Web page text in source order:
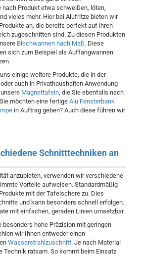
nach Produkt etwa schweißen, löten,
vieles mehr. Hier bei Alufritze bieten wir
an, die bereits perfekt auf ihren
zugeschnitten sind. Zu diesen Produkten
Blechwannen nach Maß. Diese
sich zum Beispiel als Auffangwannen
einige weitere Produkte, die in der
auch in Privathaushalten Anwendung
Magnettafeln, die Sie ebenfalls nach
möchten eine fertige Alu Fensterbank
in Auftrag geben? Auch diese führen wir
Schnitttechniken an
anzubieten, verwenden wir verschiedene
Vorteile aufweisen. Standardmäßig
mit der Tafelschere zu. Dies
und kann besonders schnell erfolgen.
mit einfachen, geraden Linien umsetzbar.
besonders hohe Präzision mit geringen
wir Ihnen entweder einen
Wasserstrahlzuschnitt. Je nach Material
Technik ratsam. So kommt beim Einsatz